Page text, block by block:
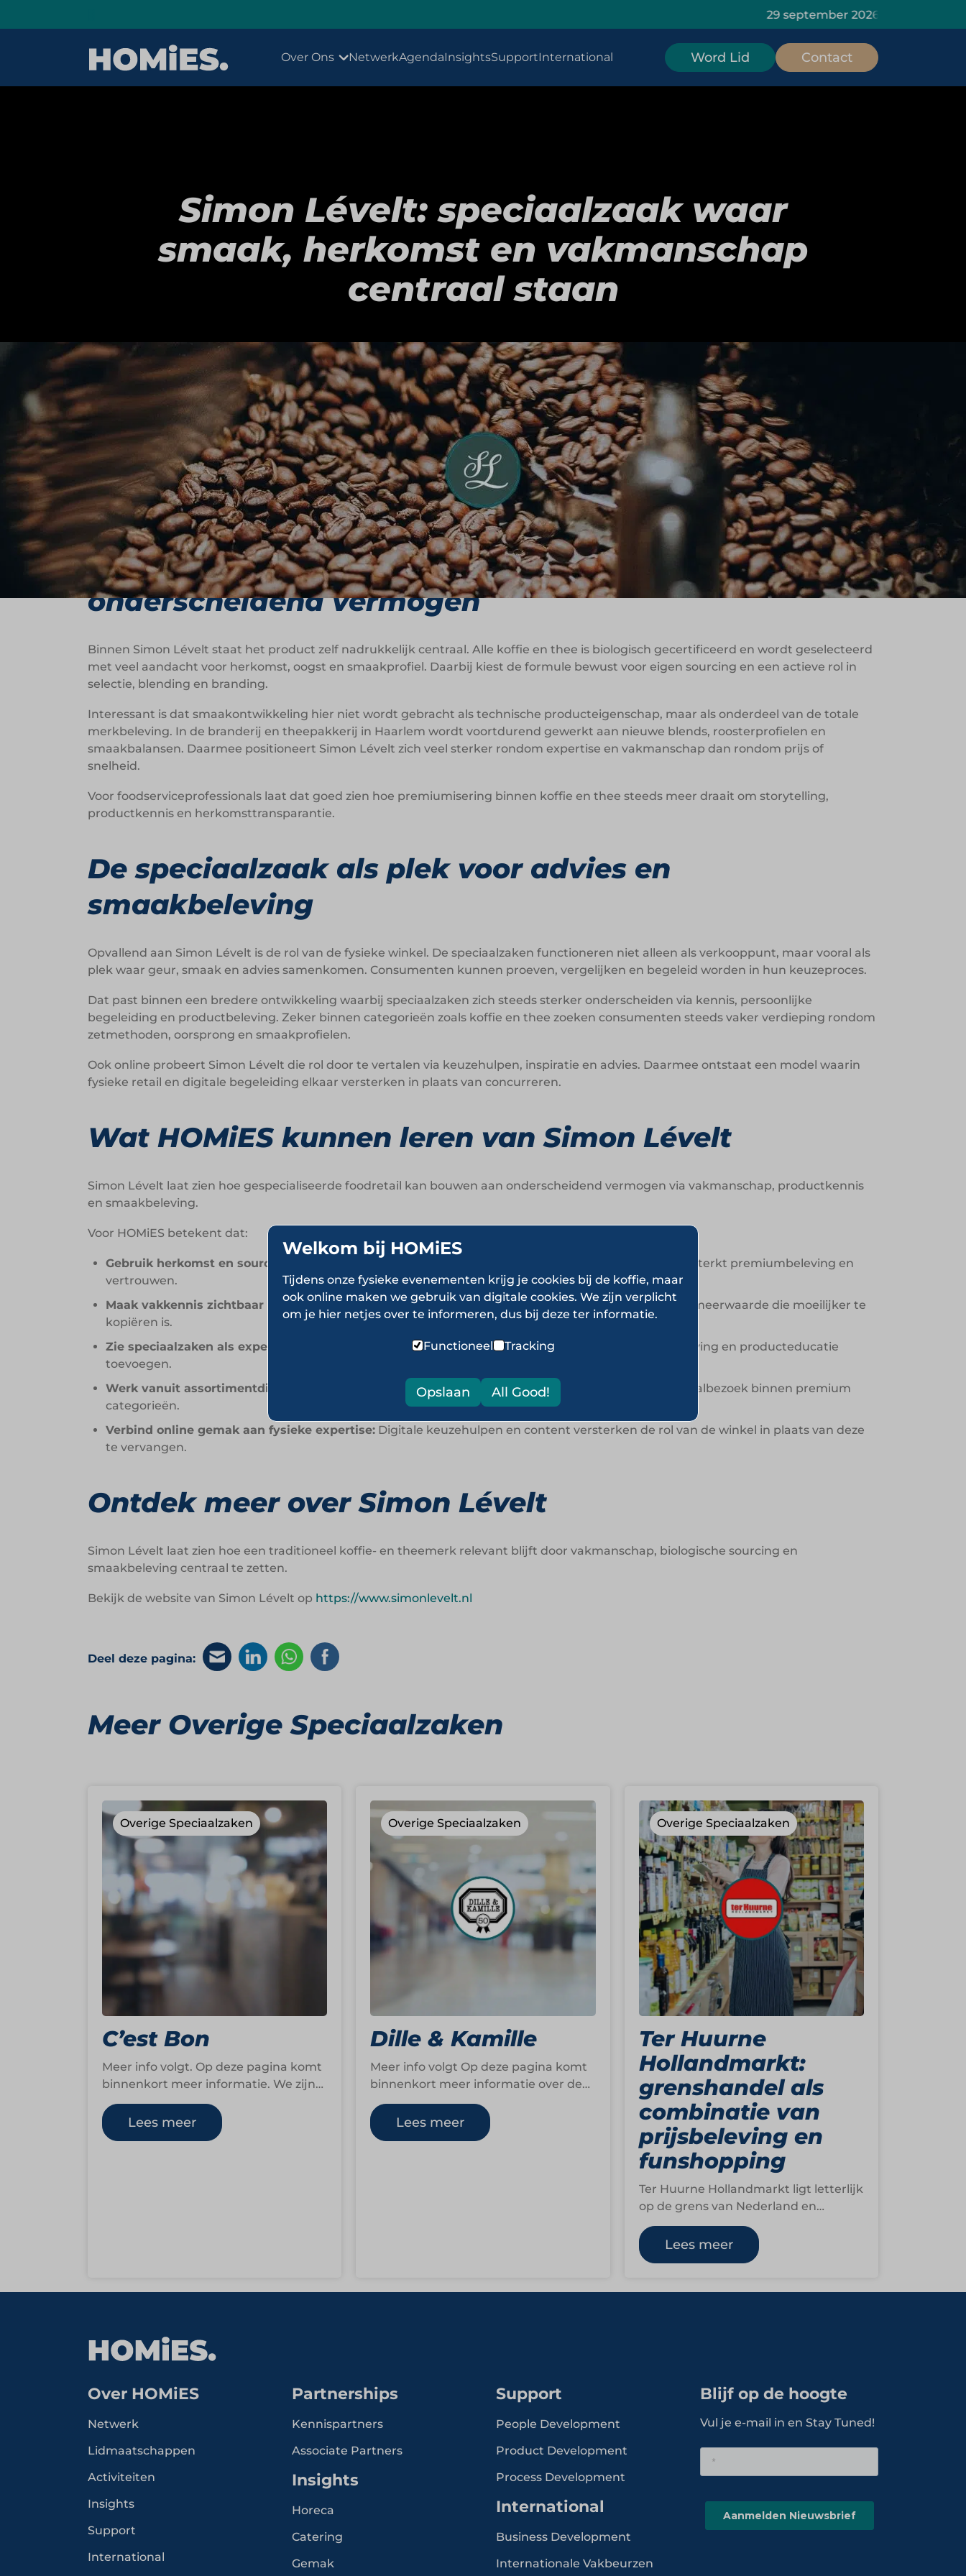
29 september 2026: HOMiES Masterclass
Over Ons NetwerkAgendaInsightsSupportInternational Word Lid Contact
Simon Lévelt: speciaalzaak waar
smaak, herkomst en vakmanschap
centraal staan
Simon Lévelt beweegt zich al bijna tweehonderd jaar in de wereld van koffie en thee, maar positioneert zich vandaag de dag
nadrukkelijk als meer dan alleen leverancier van warme dranken. Binnen de formule draait het om smaakontwikkeling, herkomst,
nieuwsgierigheid en het voortdurend ontdekken van nieuwe aroma’s, variëteiten en zetmomenten.
Wat begon als een winkel in de Amsterdamse haven groeide in zes generaties uit tot een merk met tientallen speciaalzaken in
Nederland en België. Toch blijft de kern van het concept opvallend consistent: consumenten meenemen in de wereld achter koffie en
thee. Daarmee speelt Simon Lévelt in op een markt waarin productkennis, ambacht en transparantie steeds belangrijker worden
binnen premium foodconcepten.
Biologische sourcing en smaakontwikkeling als
onderscheidend vermogen
Binnen Simon Lévelt staat het product zelf nadrukkelijk centraal. Alle koffie en thee is biologisch gecertificeerd en wordt geselecteerd
met veel aandacht voor herkomst, oogst en smaakprofiel. Daarbij kiest de formule bewust voor eigen sourcing en een actieve rol in
selectie, blending en branding.
Interessant is dat smaakontwikkeling hier niet wordt gebracht als technische producteigenschap, maar als onderdeel van de totale
merkbeleving. In de branderij en theepakkerij in Haarlem wordt voortdurend gewerkt aan nieuwe blends, roosterprofielen en
smaakbalansen. Daarmee positioneert Simon Lévelt zich veel sterker rondom expertise en vakmanschap dan rondom prijs of
snelheid.
Voor foodserviceprofessionals laat dat goed zien hoe premiumisering binnen koffie en thee steeds meer draait om storytelling,
productkennis en herkomsttransparantie.
De speciaalzaak als plek voor advies en
smaakbeleving
Opvallend aan Simon Lévelt is de rol van de fysieke winkel. De speciaalzaken functioneren niet alleen als verkooppunt, maar vooral als
plek waar geur, smaak en advies samenkomen. Consumenten kunnen proeven, vergelijken en begeleid worden in hun keuzeproces.
Dat past binnen een bredere ontwikkeling waarbij speciaalzaken zich steeds sterker onderscheiden via kennis, persoonlijke
begeleiding en productbeleving. Zeker binnen categorieën zoals koffie en thee zoeken consumenten steeds vaker verdieping rondom
zetmethoden, oorsprong en smaakprofielen.
Ook online probeert Simon Lévelt die rol door te vertalen via keuzehulpen, inspiratie en advies. Daarmee ontstaat een model waarin
fysieke retail en digitale begeleiding elkaar versterken in plaats van concurreren.
Wat HOMiES kunnen leren van Simon Lévelt
Simon Lévelt laat zien hoe gespecialiseerde foodretail kan bouwen aan onderscheidend vermogen via vakmanschap, productkennis
en smaakbeleving.
Voor HOMiES betekent dat:
Gebruik herkomst en sourcing als merkverhaal:
Transparantie rondom oorsprong en productie versterkt premiumbeleving en
vertrouwen.
Maak vakkennis zichtbaar richting consumenten:Advies, blending en smaakontwikkeling creëren meerwaarde die moeilijker te
kopiëren is.
Zie speciaalzaken als experiencepunten:
Winkels winnen aan relevantie wanneer ze inspiratie, beleving en producteducatie
toevoegen.
Werk vanuit assortimentdiepte:
Een breed assortiment vergroot ontdekking, cross-selling en herhaalbezoek binnen premium
categorieën.
Verbind online gemak aan fysieke expertise: Digitale keuzehulpen en content versterken de rol van de winkel in plaats van deze
te vervangen.
Ontdek meer over Simon Lévelt
Simon Lévelt laat zien hoe een traditioneel koffie- en theemerk relevant blijft door vakmanschap, biologische sourcing en
smaakbeleving centraal te zetten.
Bekijk de website van Simon Lévelt op https://www.simonlevelt.nl
Deel deze pagina:
Meer Overige Speciaalzaken
Overige Speciaalzaken
C’est Bon
Meer info volgt. Op deze pagina komt
binnenkort meer informatie. We zijn
op dit moment namelijk nog druk
bezig om…
Lees meer
Overige Speciaalzaken
Dille & Kamille
Meer info volgt Op deze pagina komt
binnenkort meer informatie over deze
formule. We zijn op dit moment
namelijk nog…
Lees meer
Overige Speciaalzaken
Ter Huurne
Hollandmarkt:
grenshandel als
combinatie van
prijsbeleving en
funshopping
Ter Huurne Hollandmarkt ligt letterlijk
op de grens van Nederland en
Duitsland en bouwde vanuit die
unieke locatie een formule…
Lees meer
Over HOMiES
Netwerk
Lidmaatschappen
Activiteiten
Insights
Support
International
Partnerships
Kennispartners
Associate Partners
Insights
Horeca
Catering
Gemak
Support
People Development
Product Development
Process Development
International
Business Development
Internationale Vakbeurzen
Blijf op de hoogte
Vul je e-mail in en Stay Tuned!
Welkom bij HOMiES
Tijdens onze fysieke evenementen krijg je cookies bij de koffie, maar
ook online maken we gebruik van digitale cookies. We zijn verplicht
om je hier netjes over te informeren, dus bij deze ter informatie.
Functioneel Tracking
Opslaan All Good!